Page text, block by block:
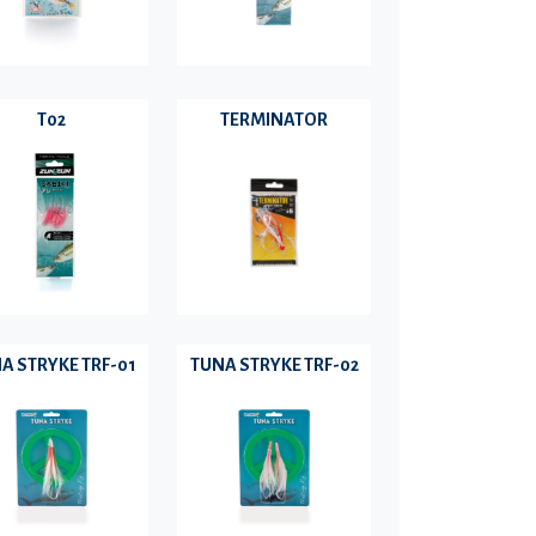
T02 TERMINATOR
STRYKE TRF-01 TUNA STRYKE TRF-02